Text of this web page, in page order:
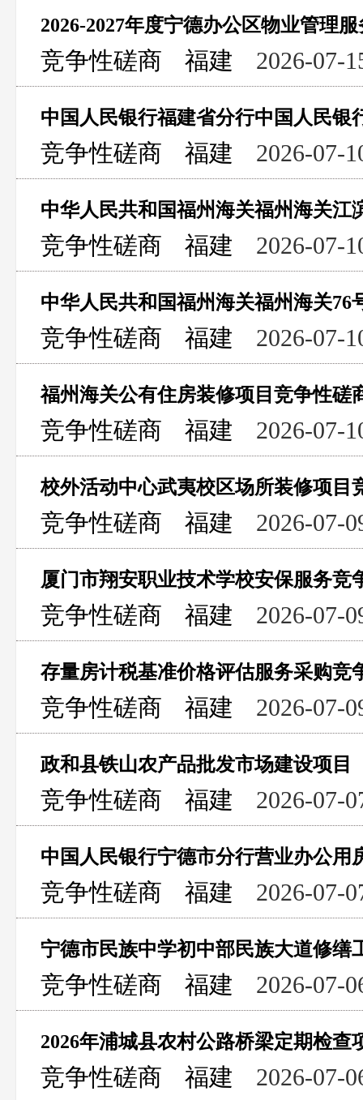
2026-2027年度宁德办公区物业管理
竞争性磋商 福建 2026-07-
竞争性磋商 福建 2026-07-
竞争性磋商 福建 2026-07-
中华人民共和国福州海关福州海关
竞争性磋商 福建 2026-07-
福州海关公有住房装修项目竞争性磋
竞争性磋商 福建 2026-07-
校外活动中心武夷校区场所装修项目
竞争性磋商 福建 2026-07-
厦门市翔安职业技术学校安保服务竞
竞争性磋商 福建 2026-07-
存量房计税基准价格评估服务采购竞
竞争性磋商 福建 2026-07-
竞争性磋商 福建 2026-07-
中国人民银行宁德市分行营业办公用
竞争性磋商 福建 2026-07-
宁德市民族中学初中部民族大道修缮
竞争性磋商 福建 2026-07-
2026年浦城县农村公路桥梁定期检查
竞争性磋商 福建 2026-07-